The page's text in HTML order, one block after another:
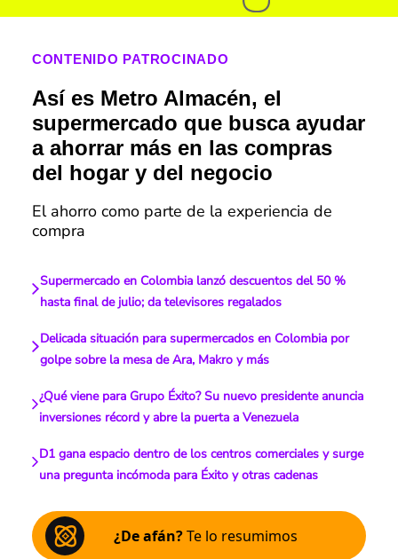
CONTENIDO PATROCINADO
Así es Metro Almacén, el
supermercado que busca ayudar
a ahorrar más en las compras
del hogar y del negocio
El ahorro como parte de la experiencia de
compra
Supermercado en Colombia lanzó descuentos del 50 %
hasta final de julio; da televisores regalados
Delicada situación para supermercados en Colombia por
golpe sobre la mesa de Ara, Makro y más
¿Qué viene para Grupo Éxito? Su nuevo presidente anuncia
inversiones récord y abre la puerta a Venezuela
D1 gana espacio dentro de los centros comerciales y surge
una pregunta incómoda para Éxito y otras cadenas
¿De afán?Te lo resumimos